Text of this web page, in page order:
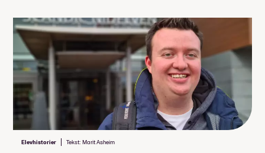
Elevhistorier Tekst: Marit Asheim